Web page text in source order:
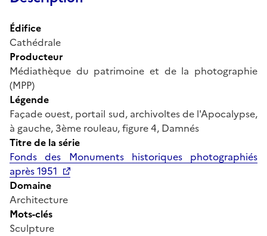
Édifice
Cathédrale
Producteur
Médiathèque du patrimoine et de la photographie
(MPP)
Légende
Façade ouest, portail sud, archivoltes de l'Apocalypse,
à gauche, 3ème rouleau, figure 4, Damnés
Titre de la série
Fonds des Monuments historiques photographiés
après 1951
Domaine
Architecture
Mots-clés
Sculpture